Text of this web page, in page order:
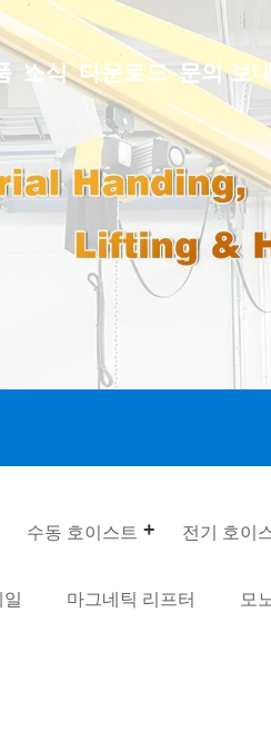
소식 다운로드 문의 보
수동 호이스트 전기 호이
마그네틱 리프터 모